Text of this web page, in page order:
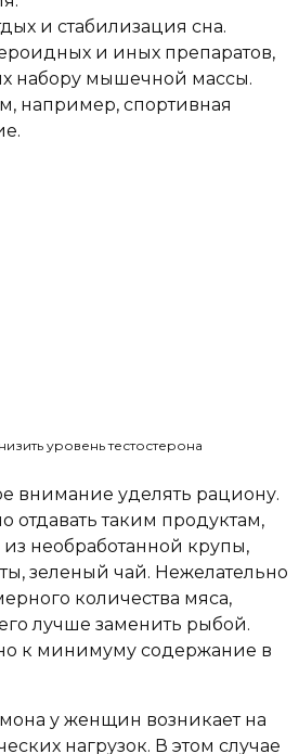
и стабилизация сна.
и иных препаратов,
набору мышечной массы.
например, спортивная
уровень тестостерона
внимание уделять рациону.
отдавать таким продуктам,
необработанной крупы,
зеленый чай. Нежелательно
количества мяса,
лучше заменить рыбой.
к минимуму содержание в
у женщин возникает на
нагрузок. В этом случае